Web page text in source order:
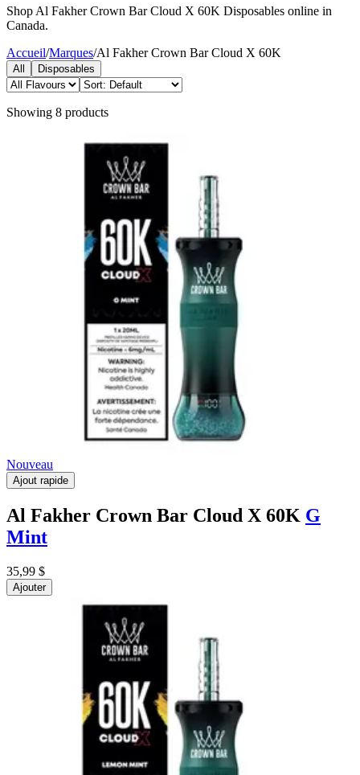
Shop Al Fakher Crown Bar Cloud X 60K Disposables online in
Canada.
Accueil/Marques/Al Fakher Crown Bar Cloud X 60K
All Disposables
Showing 8 products
Nouveau
Ajout rapide
Al Fakher Crown Bar Cloud X 60K G
Mint
35,99 $
Ajouter